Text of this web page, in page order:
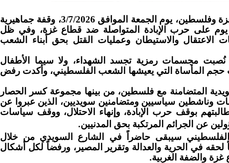
نظّمت المجموعات السويدية المتضامنة مع غزة وفلسطين، يوم الجمعة الموافق 3/7/2026، وقفة جماهيرية
يوم على حرب الإبادة المتواصلة ضد قطاع غزة، وفي ظل
الاعتقال والاستيطان وعمليات القتل بحق أبناء الشعب
نُصبت مجسمات رمزية تجسد الشهداء، ولا سيما الأطفال
حجم المأساة التي يعيشها الشعب الفلسطيني، وأكدت رفض
المتضامنة مع فلسطين، من بينها مجموعة كسر الحصار
وناشطين سياسيين ومتضامنين سويديين، الذين عبروا عن
بوقف حرب الإبادة، وإنهاء الاحتلال، ووقف سياسات
عن الجرائم المرتكبة بحق المدنيين.
سيبقى حاضراً في الشارع السويدي من خلال
لحقه في الحرية والعدالة وتقرير المصير، ورفضاً لكل أشكال
غزة والضفة الغربية.